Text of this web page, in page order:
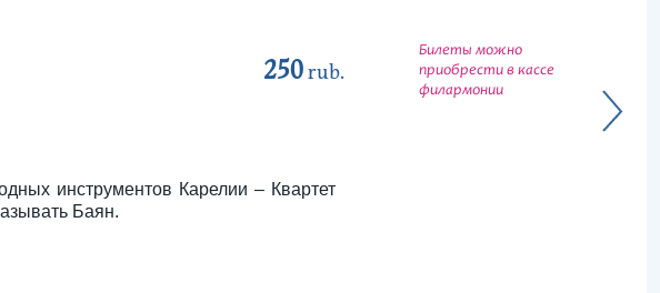
250rub.
Билеты можно
приобрести в кассе
филармонии
инструментов Карелии – Квартет
Баян.